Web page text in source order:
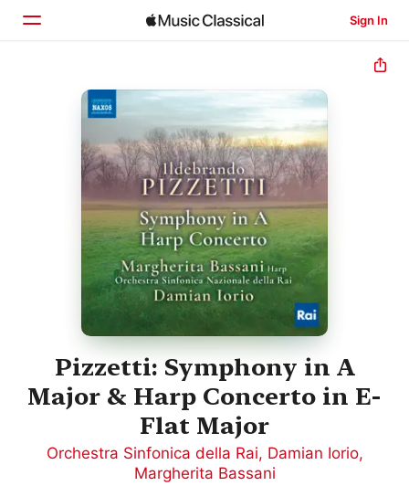
Sign In
Home
Search
Pizzetti: Symphony in A
Major & Harp Concerto in E-
Flat Major
Orchestra Sinfonica della Rai, Damian Iorio,
Margherita Bassani